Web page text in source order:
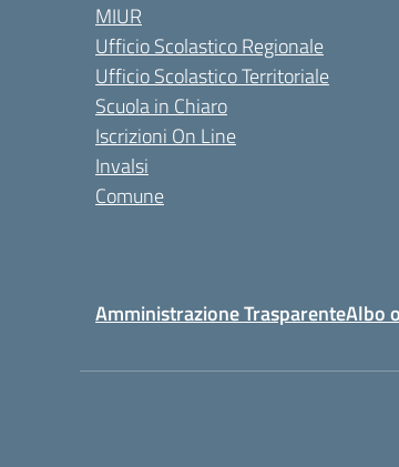
MIUR
Ufficio Scolastico Regionale
Ufficio Scolastico Territoriale
Scuola in Chiaro
Iscrizioni On Line
Invalsi
Comune
Amministrazione TrasparenteAlbo